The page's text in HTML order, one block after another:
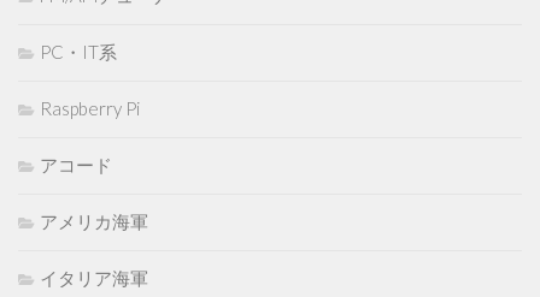
PC・IT系
Raspberry Pi
アコード
アメリカ海軍
イタリア海軍